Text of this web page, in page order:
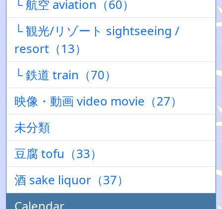
└ 航空 aviation（60）
└ 観光/リゾート sightseeing /
resort（13）
└ 鉄道 train（70）
映像・動画 video movie（27）
未分類
豆腐 tofu（33）
酒 sake liquor（37）